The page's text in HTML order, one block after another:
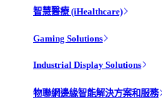
智慧醫療 (iHealthcare)
Gaming Solutions
Industrial Display Solutions
物聯網邊緣智能解決方案和服務